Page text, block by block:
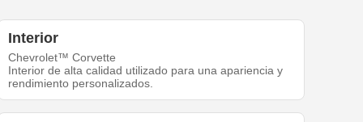
Interior
Chevrolet™ Corvette
Interior de alta calidad utilizado para una apariencia y
rendimiento personalizados.